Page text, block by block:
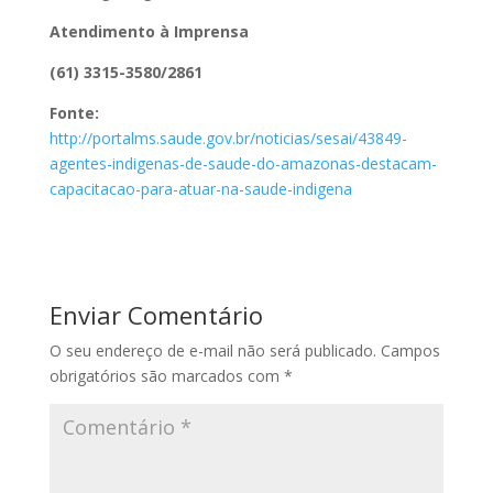
Atendimento à Imprensa
(61) 3315-3580/2861
Fonte:
http://portalms.saude.gov.br/noticias/sesai/43849-
agentes-indigenas-de-saude-do-amazonas-destacam-
capacitacao-para-atuar-na-saude-indigena
Enviar Comentário
O seu endereço de e-mail não será publicado. Campos
obrigatórios são marcados com *